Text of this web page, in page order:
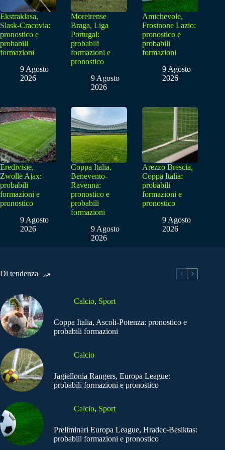
Ekstraklasa,
Slask-Cracovia:
pronostico e
probabili
formazioni
9 Agosto
2026
Moreirense
Braga, Liga
Portugal:
probabili
formazioni e
pronostico
9 Agosto
2026
Amichevole,
Frosinone Lazio:
pronostico e
probabili
formazioni
9 Agosto
2026
Eredivisie,
Zwolle Ajax:
probabili
formazioni e
pronostico
9 Agosto
2026
Coppa Italia,
Benevento-
Ravenna:
pronostico e
probabili
formazioni
9 Agosto
2026
Arezzo Brescia,
Coppa Italia:
probabili
formazioni e
pronostico
9 Agosto
2026
Di tendenza
Calcio, Sport
Coppa Italia, Ascoli-Potenza: pronostico e
probabili formazioni
Calcio
Jagiellonia Rangers, Europa League:
probabili formazioni e pronostico
Calcio, Sport
Preliminari Europa League, Hradec-Besiktas:
probabili formazioni e pronostico